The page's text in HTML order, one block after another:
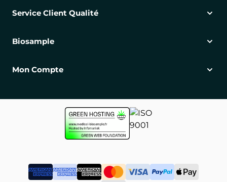
Service Client Qualité
Biosample
Mon Compte